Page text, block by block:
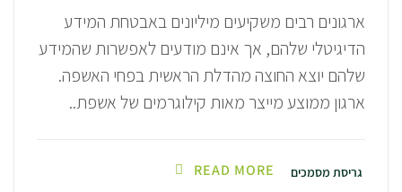
ארגונים רבים משקיעים מיליונים באבטחת המידע
הדיגיטלי שלהם, אך אינם מודעים לאפשרות שהמידע
שלהם יוצא החוצה מהדלת הראשית בפחי האשפה.
ארגון ממוצע מייצר מאות קילוגרמים של אשפת..
גריסת מסמכים READ MORE